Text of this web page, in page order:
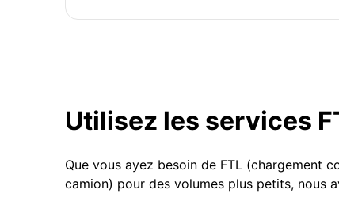
Utilisez les services
Que vous ayez besoin de FTL (chargement
camion) pour des volumes plus petits, nous